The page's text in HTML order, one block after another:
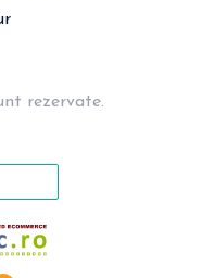
rezervate.